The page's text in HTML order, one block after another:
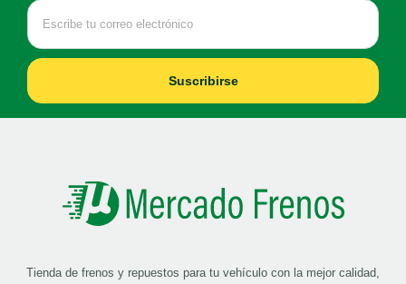
Suscribirse
Tienda de frenos y repuestos para tu vehículo con la mejor calidad,